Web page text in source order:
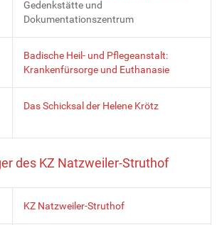
Gedenkstätte und
Dokumentationszentrum
Badische Heil- und Pflegeanstalt:
Krankenfürsorge und Euthanasie
Das Schicksal der Helene Krötz
des KZ Natzweiler-Struthof
KZ Natzweiler-Struthof